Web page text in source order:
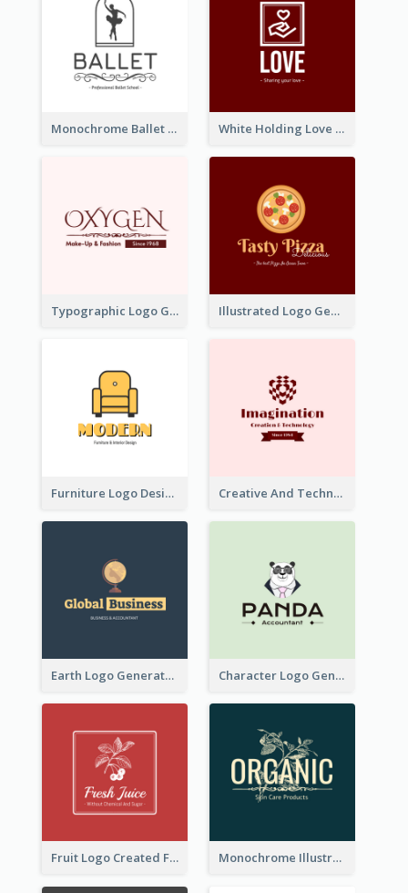
Monochrome Ballet School Logo Created With silhouette Of Dancer White Holding Love Logo Created For Charity
Typographic Logo Generated For Fashion And Make-Up Company Illustrated Logo Generated For Store Selling Pizza
Furniture Logo Designed For Interior Design Company Creative And Technological Logo Generated With Stylish Graphic
Earth Logo Generated For Global Business And Accounting Company Character Logo Generated For Accountant
Fruit Logo Created For Shop Selling Fresh Juice Monochrome Illustrated Plant Logo Generated For Skin Care Products